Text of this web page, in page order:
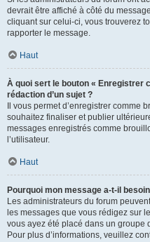
devrait être affiché à côté du
cliquant sur celui-ci, vous trouverez
rapporter le message.
Haut
À quoi sert le bouton « Enregistrer
rédaction d’un sujet ?
Il vous permet d’enregistrer comme
souhaitez finaliser et publier
messages enregistrés comme
l’utilisateur.
Haut
Pourquoi mon message a-t-il
Les administrateurs du forum
les messages que vous rédigez sur
vous ayez été placé dans un groupe
Pour plus d’informations, veuillez